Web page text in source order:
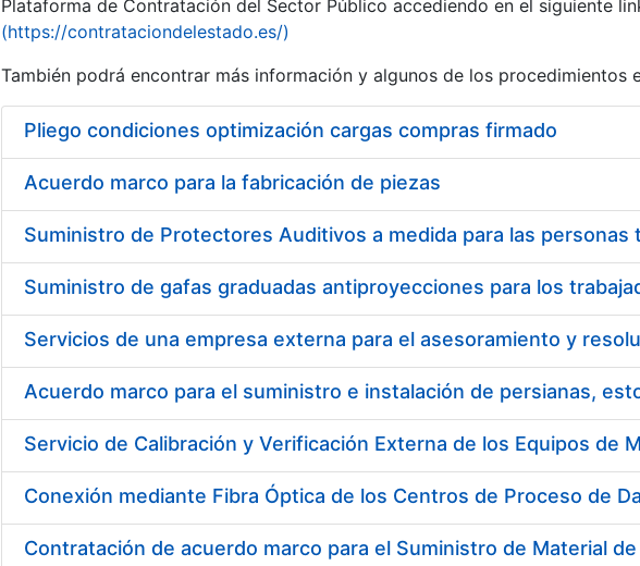
Show/Hide
Show/Hide
Show/Hide
Show/Hide
Plataforma de Contratación del Sector Público accediendo en el siguiente
(https://contrataciondelestado.es/)
También podrá encontrar más información y algunos de los procedimientos
Pliego condiciones optimización cargas compras firmado
Acuerdo marco para la fabricación de piezas
Acuerdo marco para el suministro e instalación de persianas,